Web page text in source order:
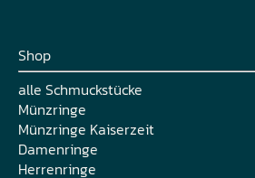
Shop
alle Schmuckstücke
Münzringe
Münzringe Kaiserzeit
Damenringe
Herrenringe